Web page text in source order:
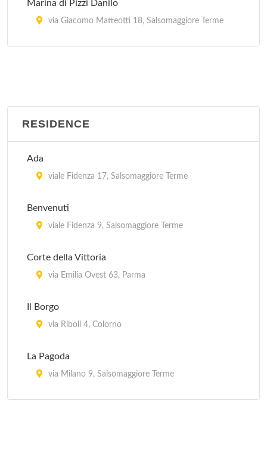
Marina di Pizzi Danilo
via Giacomo Matteotti 18, Salsomaggiore Terme
via Giacomo Puccini 12, Salsomaggiore Terme
RESIDENCE
Ada
viale Fidenza 17, Salsomaggiore Terme
Benvenuti
viale Fidenza 9, Salsomaggiore Terme
Corte della Vittoria
via Emilia Ovest 63, Parma
Il Borgo
via Riboli 4, Colorno
La Pagoda
via Milano 9, Salsomaggiore Terme